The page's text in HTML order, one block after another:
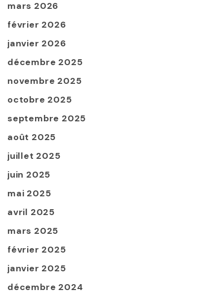
mars 2026
février 2026
janvier 2026
décembre 2025
novembre 2025
octobre 2025
septembre 2025
août 2025
juillet 2025
juin 2025
mai 2025
avril 2025
mars 2025
février 2025
janvier 2025
décembre 2024